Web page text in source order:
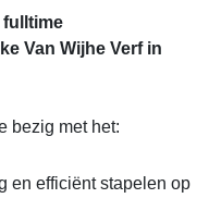
fulltime
Van Wijhe Verf in
bezig met het:
en efficiënt stapelen op